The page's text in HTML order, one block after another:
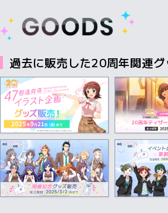
過去に販売した20周年関連グ